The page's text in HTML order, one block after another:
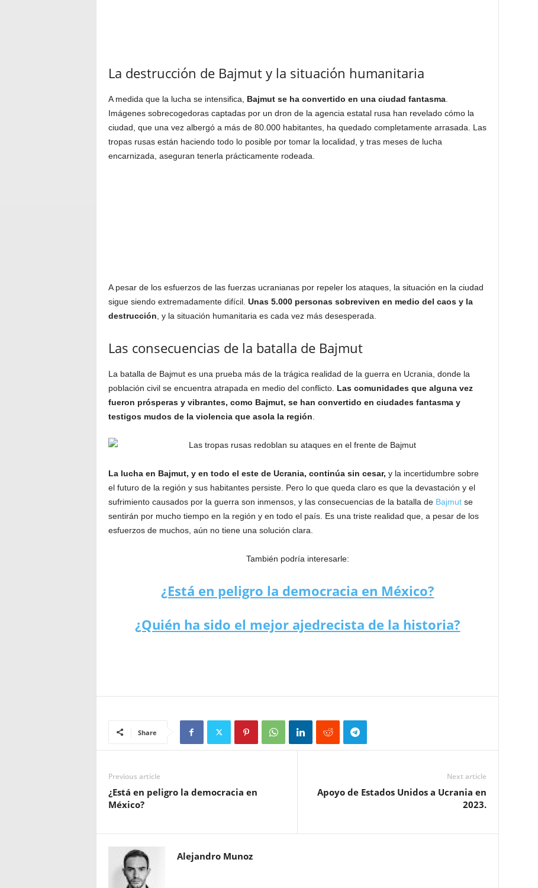
La destrucción de Bajmut y la situación humanitaria
A medida que la lucha se intensifica, Bajmut se ha convertido en una ciudad fantasma.
Imágenes sobrecogedoras captadas por un dron de la agencia estatal rusa han revelado cómo la
ciudad, que una vez albergó a más de 80.000 habitantes, ha quedado completamente arrasada. Las
tropas rusas están haciendo todo lo posible por tomar la localidad, y tras meses de lucha
encarnizada, aseguran tenerla prácticamente rodeada.
A pesar de los esfuerzos de las fuerzas ucranianas por repeler los ataques, la situación en la ciudad
sigue siendo extremadamente difícil. Unas 5.000 personas sobreviven en medio del caos y la
destrucción , y la situación humanitaria es cada vez más desesperada.
Las consecuencias de la batalla de Bajmut
La batalla de Bajmut es una prueba más de la trágica realidad de la guerra en Ucrania, donde la
población civil se encuentra atrapada en medio del conflicto. Las comunidades que alguna vez
fueron prósperas y vibrantes, como Bajmut, se han convertido en ciudades fantasma y
testigos mudos de la violencia que asola la región
La lucha en Bajmut, y en todo el este de Ucrania, continúa sin cesar, y la incertidumbre sobre
el futuro de la región y sus habitantes persiste. Pero lo que queda claro es que la devastación y el
sufrimiento causados por la guerra son inmensos, y las consecuencias de la batalla de Bajmutse
sentirán por mucho tiempo en la región y en todo el país. Es una triste realidad que, a pesar de los
esfuerzos de muchos, aún no tiene una solución clara.
También podría interesarle:
¿Está en peligro la democracia en México?
¿Quién ha sido el mejor ajedrecista de la historia?
Share
Previous article
¿Está en peligro la democracia en
México?
Next article
Apoyo de Estados Unidos a Ucrania en
2023.
Alejandro Munoz